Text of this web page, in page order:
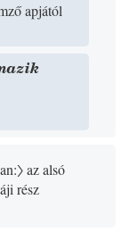
apjától
az alsó
rész